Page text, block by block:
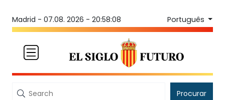
Madrid - 07.08. 2026 - 20:58:08 Português
Procurar